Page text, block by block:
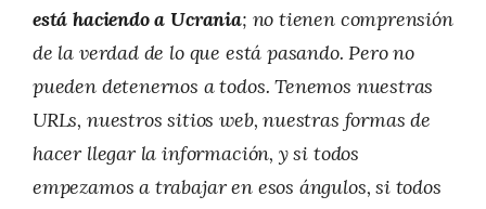
está haciendo a Ucrania; no tienen comprensión
de la verdad de lo que está pasando. Pero no
pueden detenernos a todos. Tenemos nuestras
URLs, nuestros sitios web, nuestras formas de
hacer llegar la información, y si todos
empezamos a trabajar en esos ángulos, si todos